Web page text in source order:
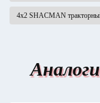
4х2 SHACMAN